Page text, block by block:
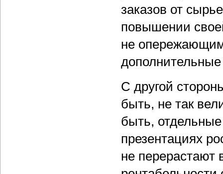
заказов от
повышении
не
С другой
быть, не так
быть,
презентациях
не перерастают